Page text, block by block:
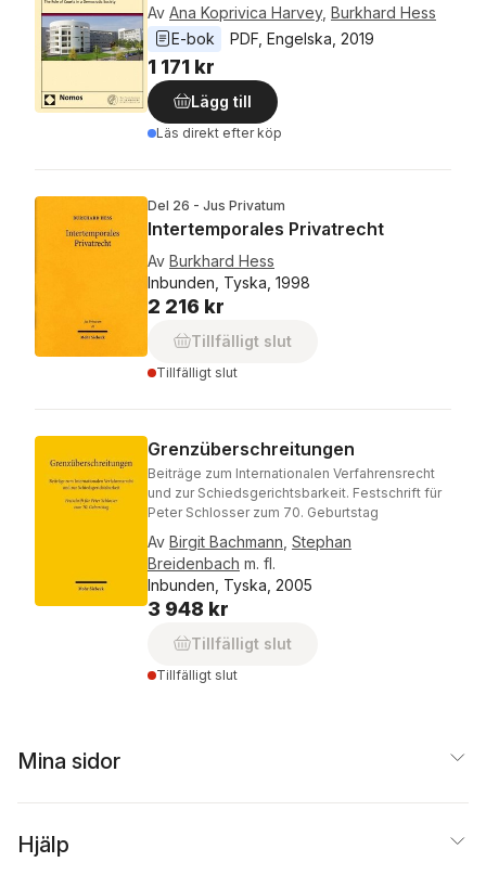
Av Ana Koprivica Harvey, Burkhard Hess
E-bok
PDF Engelska 2019
1 171 kr
Lägg till
Läs direkt efter köp
Del 26 - Jus Privatum
Intertemporales Privatrecht
Av Burkhard Hess
Inbunden, Tyska, 1998
2 216 kr
Tillfälligt slut
Tillfälligt slut
Grenzüberschreitungen
Beiträge zum Internationalen Verfahrensrecht
und zur Schiedsgerichtsbarkeit. Festschrift für
Peter Schlosser zum 70. Geburtstag
Av Birgit Bachmann Stephan
Breidenbach m. fl.
Inbunden, Tyska, 2005
3 948 kr
Tillfälligt slut
Tillfälligt slut
Mina sidor
Hjälp